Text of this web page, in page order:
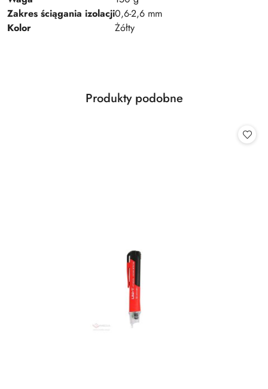
Zakres ściągania izolacji0,6-2,6 mm
Kolor
Żółty
Pomiń karuzelę produktów
Produkty
Produkty podobne